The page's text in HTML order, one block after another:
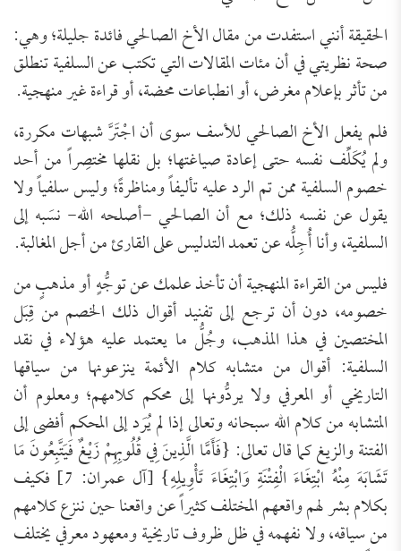
الحقيقة أنني استفدت من مقال الأخ الصالحي فائدة جليلة؛ وهي:
صحة نظريتي في أن مئات المقالات التي تكتب عن السلفية تنطلق
من تأثر بإعلام مغرض، أو انطباعات محضة، أو قراءة غير منهجية.
فلم يفعل الأخ الصالحي للأسف سوى أن اجْتَرَّ شبهات مكررة،
ولم يُكَلِّف نفسه حتى إعادة صياغتها؛ بل نقلها مختصِراً من أحد
خصوم السلفية ممن تم الرد عليه تأليفاً ومناظرةً؛ وليس سلفياً ولا
يقول عن نفسه ذلك؛ مع أن الصالحي -أصلحه الله- نسَبه إلى
السلفية، وأنا أُجِلُّه عن تعمد التدليس على القارئ من أجل المغالبة.
فليس من القراءة المنهجية أن تأخذ علمك عن توجُّهٍ أو مذهبٍ من
خصومه، دون أن ترجع إلى تفنيد أقوال ذلك الخصم من قِبَل
المختصين في هذا المذهب، وجُلُّ ما يعتمد عليه هؤلاء في نقد
السلفية: أقوال من متشابه كلام الأئمة ينزعونها من سياقها
التاريخي أو المعرفي ولا يردُّونها إلى محكم كلامهم؛ ومعلوم أن
المتشابه من كلام الله سبحانه وتعالى إذا لم يُرَد إلى المحكم أفضى إلى
الفتنة والزيغ كما قال تعالى: {فَأَمَّا الَّذِينَ فِي قُلُوبِهِمْ زَيْغٌ فَيَتَّبِعُونَ مَا
تَشَابَهَ مِنْهُ ابْتِغَاءَ الْفِتْنَةِ وَابْتِغَاءَ تَأْوِيلِهِ} [آل عمران: 7] فكيف
بكلام بشر لهم واقعهم المختلف كثيراً عن واقعنا حين ننزع كلامهم
من سياقه، ولا نفهمه في ظل ظروف تاريخية ومعهود معرفي يختلف